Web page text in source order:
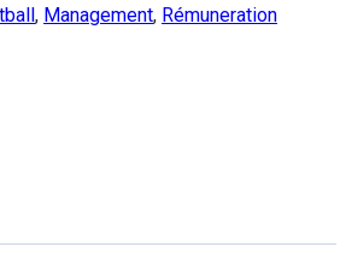
, Management, Rémuneration